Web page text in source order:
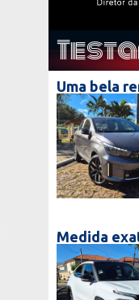
Uma bela
Medida